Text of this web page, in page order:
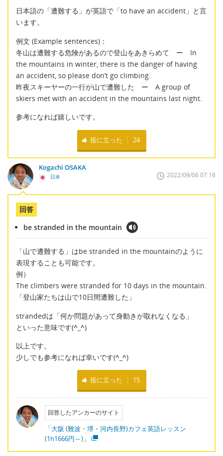
日本語の「遭難する」が英語で「to have an accident」と言
います。
例文 (Example sentences)：
冬山は遭難する危険があるので登山をあきらめて ー In
the mountains in winter, there is the danger of having
an accident, so please don’t go climbing.
昨夜スキーヤーの一行が山で遭難した ー A group of
skiers met with an accident in the mountains last night.
参考になれば嬉しいです。
役に立った 24
Kogachi OSAKA
日本 2022/09/06 07:16
回答
be stranded in the mountain
「山で遭難する」はbe stranded in the mountainのように
表現することも可能です。
例）
The climbers were stranded for 10 days in the mountain.
「登山家たちは山で10日間遭難した」
strandedは「何か問題があって身動きが取れなくなる」
といった意味です(^_^)
以上です。
少しでも参考になれば幸いです(^_^)
役に立った 15
回答したアンカーのサイト
「大阪 (難波・堺・河内長野)カフェ英語レッスン
(1h1666円～)」